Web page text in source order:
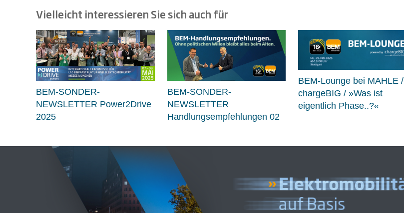
Vielleicht interessieren Sie sich auch für
BEM-SONDER-
NEWSLETTER Power2Drive
2025
BEM-SONDER-
NEWSLETTER
Handlungsempfehlungen 02
BEM-Lounge bei MAHLE /
chargeBIG / »Was ist
eigentlich Phase..?«